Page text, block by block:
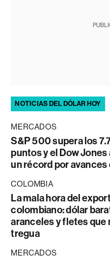
NOTICIAS DEL DÓLAR HOY
MERCADOS
S&P 500 supera los
puntos y el Dow Jones
un récord por avances
COLOMBIA
La mala hora del
colombiano: dólar
aranceles y fletes que
tregua
MERCADOS